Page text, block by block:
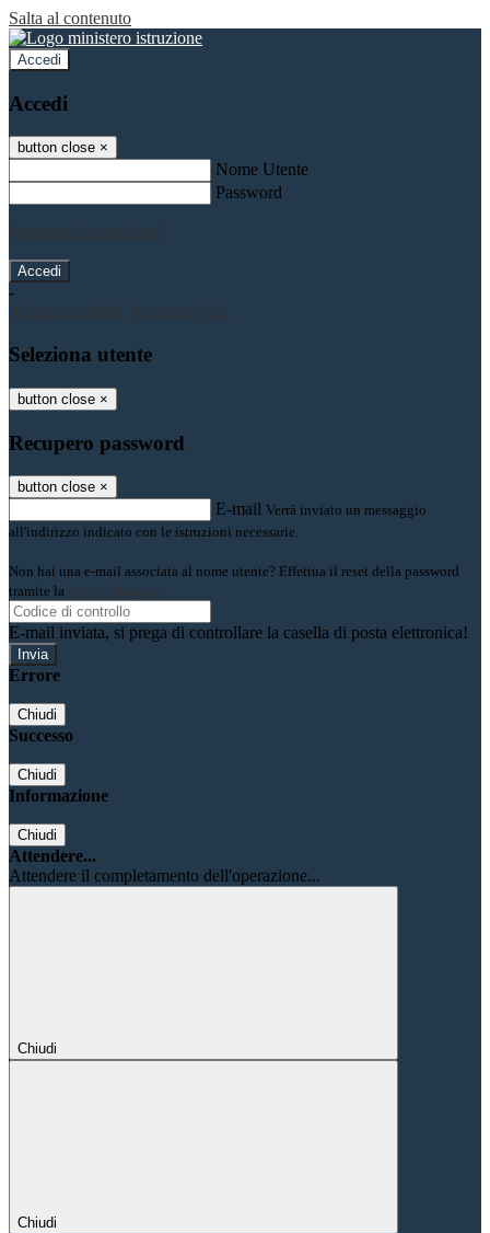
Salta al contenuto
Accedi
Accedi
button close ×
Nome Utente
Password
Password dimenticata?
-
Entra con SPID
Entra con CIE
Seleziona utente
button close ×
Recupero password
button close ×
E-mail Verrà inviato un messaggio
all'indirizzo indicato con le istruzioni necessarie.
Non hai una e-mail associata al nome utente? Effettua il reset della password
tramite la
Login Spaggiari
E-mail inviata, si prega di controllare la casella di posta elettronica!
Errore
Chiudi
Successo
Chiudi
Informazione
Chiudi
Attendere...
Attendere il completamento dell'operazione...
Chiudi
Chiudi